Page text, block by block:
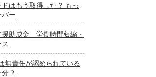
はもう取得した？ もっ
バー
援助成金 労働時間短縮・
無責任が認められている
？